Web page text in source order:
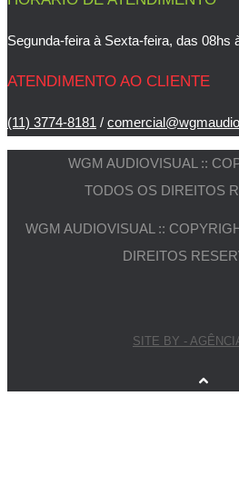
Segunda-feira à Sexta-feira, das 08hs
ATENDIMENTO AO CLIENTE
(11) 3774-8181 /
WGM AUDIOVISUAL ::
TODOS OS DIREITOS
WGM AUDIOVISUAL ::
DIREITOS
SITE BY -